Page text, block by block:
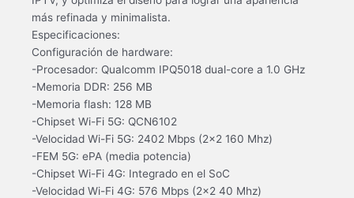
más refinada y minimalista.
Especificaciones:
Configuración de hardware:
-Procesador: Qualcomm IPQ5018 dual-core a 1.0 GHz
-Memoria DDR: 256 MB
-Memoria flash: 128 MB
-Chipset Wi-Fi 5G: QCN6102
-Velocidad Wi-Fi 5G: 2402 Mbps (2×2 160 Mhz)
-FEM 5G: ePA (media potencia)
-Chipset Wi-Fi 4G: Integrado en el SoC
-Velocidad Wi-Fi 4G: 576 Mbps (2×2 40 Mhz)